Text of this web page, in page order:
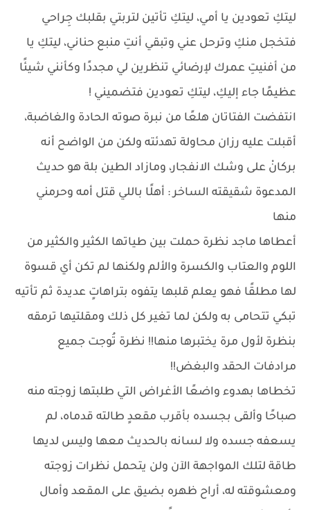
ليتكِ تعودين يا أمي، ليتكِ تأتين لتربتي بقلبك جِراحي
فتخجل منكِ وترحل عني وتبقي أنتِ منبع حناني، ليتكِ يا
من أفنيتِ عمرك لإرضائي تنظرين لي مجددًا وكأنني شيئًا
عظيمًا جاء إليكِ، ليتكِ تعودين فتضميني !
انتفضت الفتاتان هلعًا من نبرة صوته الحادة والغاضبة،
أقبلت عليه رزان محاولة تهدئته ولكن من الواضح أنه
بركانْ على وشك الانفجار، ومازاد الطين بلة هو حديث
المدعوة شقيقته الساخر : أهلًا باللي قتل أمه وحرمني
منها
أعطاها ماجد نظرة حملت بين طياتها الكثير والكثير من
اللوم والعتاب والكسرة والألم ولكنها لم تكن أي قسوة
لها مطلقًا فهو يعلم قلبها يتفوه بتراهاتٍ عديدة ثم تأتيه
تبكي تتحامى به ولكن لما تغير كل ذلك ومقلتيها ترمقه
بنظرة لأول مرة يختبرها منها!! نظرة تُوجت جميع
مرادفات الحقد والبغض!!
تخطاها بهدوء واضعًا الأغراض التي طلبتها زوجته منه
صباحًا وألقى بجسده بأقرب مقعدٍ طالته قدماه، لم
يسعفه جسده ولا لسانه بالحديث معها وليس لديها
طاقة لتلك المواجهة الآن ولن يتحمل نظرات زوجته
ومعشوقته له، أراح ظهره بضيق على المقعد وأمال